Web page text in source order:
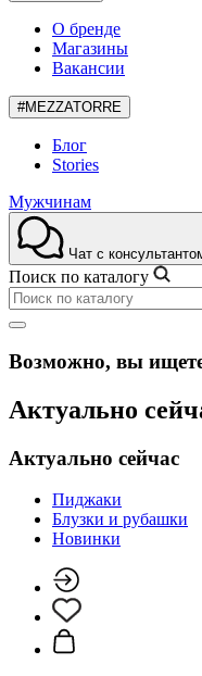
О бренде
Магазины
Вакансии
#MEZZATORRE
Блог
Stories
Мужчинам
Чат с
Поиск по каталогу
Возможно, вы
Актуально
Актуально сейчас
Пиджаки
Блузки и рубашки
Новинки